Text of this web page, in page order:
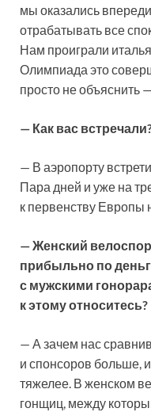
мы оказались
отрабатывать все
Нам проиграли
Олимпиада это
просто не объяснить
— Как вас
— В аэропорту
Пара дней и уже на
к первенству Европы
— Женский
прибыльно по
с мужскими
к этому относитесь?
— А зачем нас
и спонсоров больше,
тяжелее. В женском
гонщиц, между